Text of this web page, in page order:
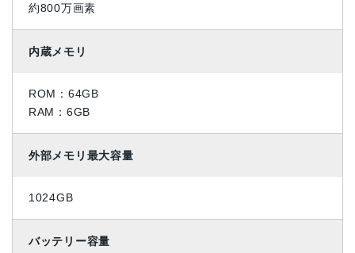
約800万画素
内蔵メモリ
ROM：64GB
RAM：6GB
外部メモリ最大容量
1024GB
バッテリー容量